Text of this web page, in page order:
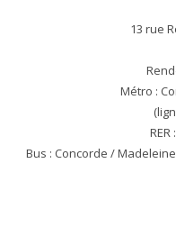
13 rue
Métro :
Bus : Concorde / Madeleine